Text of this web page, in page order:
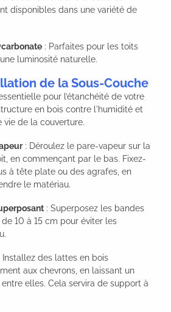
disponibles dans une variété de
: Parfaites pour les toits
luminosité naturelle.
de la Sous-Couche
pour l’étanchéité de votre
en bois contre l'humidité et
de la couverture.
: Déroulez le pare-vapeur sur la
en commençant par le bas. Fixez-
à tête plate ou des agrafes, en
le matériau.
: Superposez les bandes
10 à 15 cm pour éviter les
Installez des lattes en bois
aux chevrons, en laissant un
elles. Cela servira de support à